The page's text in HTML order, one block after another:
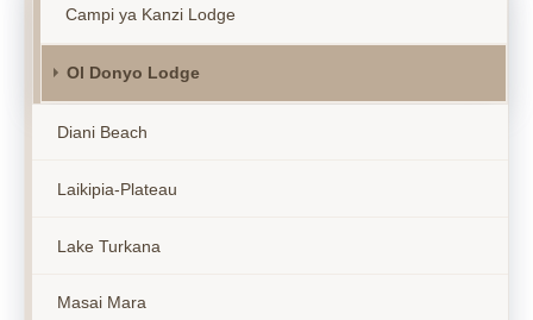
Campi ya Kanzi Lodge
Ol Donyo Lodge
Diani Beach
Laikipia-Plateau
Lake Turkana
Masai Mara